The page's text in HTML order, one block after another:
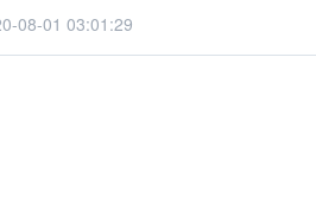
08-01 03:01:29